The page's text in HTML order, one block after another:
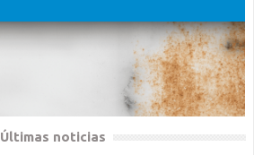
Últimas noticias